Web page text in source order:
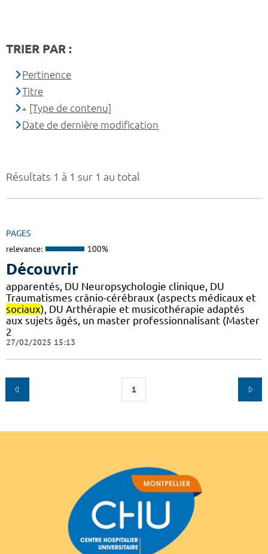
Résultats 1 à 1 sur 1 au total
PAGES
relevance: 100%
Découvrir
apparentés, DU Neuropsychologie clinique, DU
Traumatismes crânio-cérébraux (aspects médicaux et
sociaux), DU Arthérapie et musicothérapie adaptés
aux sujets âgés, un master professionnalisant (Master
2
27/02/2025 15:13
1
TRIER PAR :
Pertinence
Titre
[Type de contenu]
Date de dernière modification